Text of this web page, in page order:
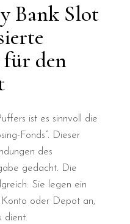
Bank Slot
für den
ist es sinnvoll die
Fonds”. Dieser
des
gedacht. Die
Sie legen ein
Konto oder Depot an,
dient.